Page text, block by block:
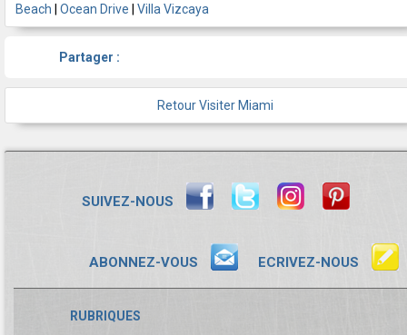
Beach
Ocean Drive Villa Vizcaya
Partager :
Retour Visiter Miami
SUIVEZ-NOUS
ABONNEZ-VOUS ECRIVEZ-NOUS
RUBRIQUES